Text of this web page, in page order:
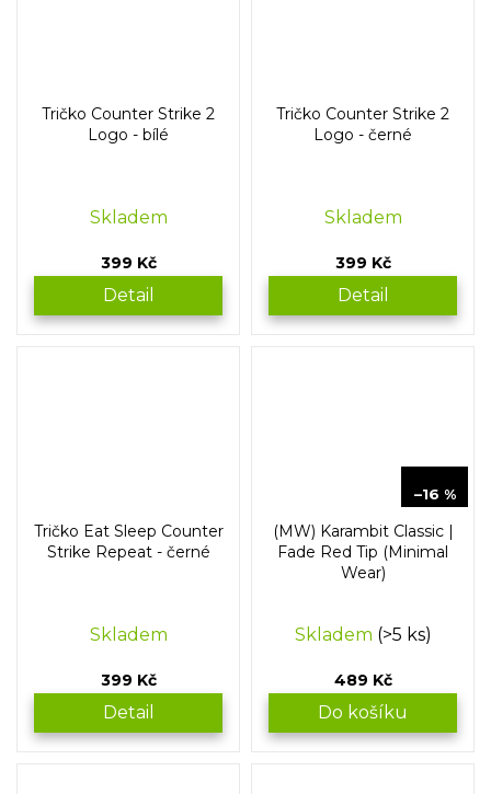
Tričko Counter Strike 2
Logo - bílé
Skladem
399 Kč
Detail
Tričko Counter Strike 2
Logo - černé
Skladem
399 Kč
Detail
Tričko Eat Sleep Counter
Strike Repeat - černé
Skladem
399 Kč
Detail
–16 %
(MW) Karambit Classic |
Fade Red Tip (Minimal
Wear)
Skladem (>5 ks)
489 Kč
Do košíku